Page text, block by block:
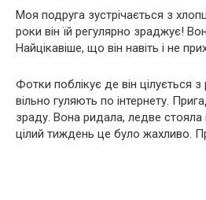
Моя подруга зустрічається з
роки він їй регулярно зраджує!
Найцікавіше, що він навіть і не
Фотки поблікує де він цілується з
вільно гуляють по інтернету.
зраду. Вона ридала, ледве стояла
цілий тиждень це було жахливо.